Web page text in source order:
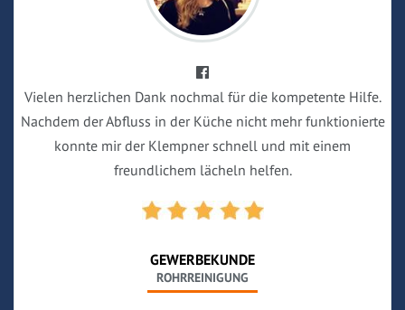
Vielen herzlichen Dank nochmal für die kompetente Hilfe.
Nachdem der Abfluss in der Küche nicht mehr funktionierte
konnte mir der Klempner schnell und mit einem
freundlichem lächeln helfen.
GEWERBEKUNDE
ROHRREINIGUNG